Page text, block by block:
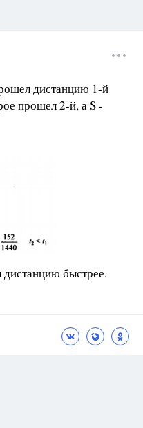
дистанцию 1-й
прошел 2-й, а S -
быстрее.